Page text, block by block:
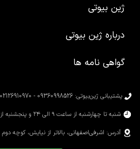
ژین بیوتی
خرید شوینده صورت
خرید رژ لب
درباره ژین بیوتی
تماس با ما
محصولات سیمپل
گواهی نامه ها
پشتیبانی ژین‌بیوتی: 09360998526 - 02126910970
شنبه تا چهارشنبه از ساعت ۹ الی ۲۴ و پنجشنبه از ساعت ۹ الی ۲۲
آدرس: اشرفی‌اصفهانی، بالاتر از نیایش، کوچه دوم